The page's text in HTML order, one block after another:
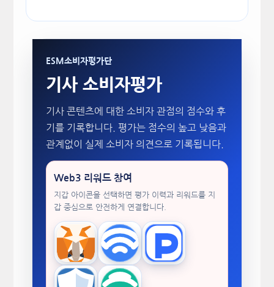
ESM소비자평가단
기사 소비자평가
기사 콘텐츠에 대한 소비자 관점의 점수와 후
기를 기록합니다. 평가는 점수의 높고 낮음과
관계없이 실제 소비자 의견으로 기록됩니다.
Web3 리워드 참여
지갑 아이콘을 선택하면 평가 이력과 리워드를 지
갑 중심으로 안전하게 연결합니다.
MetaMask WalletConnectTokenPocket